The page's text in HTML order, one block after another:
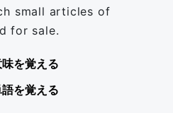
small articles of
for sale.
味を覚える
語を覚える